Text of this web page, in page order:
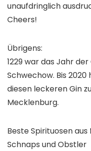
unaufdringlich
Cheers!
Übrigens:
1229 war das Jahr
Schwechow. Bis
diesen leckeren Gin
Mecklenburg.
Beste Spirituosen
Schnaps und Obstler